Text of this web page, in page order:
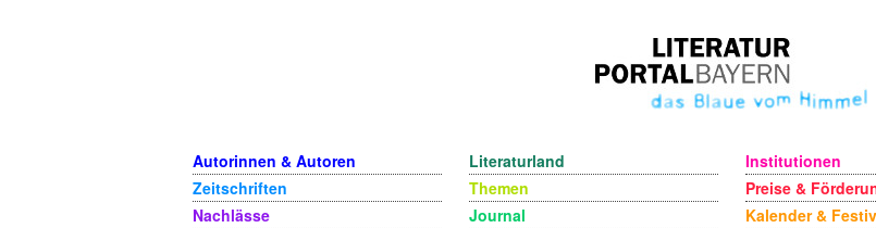
Autorinnen & Autoren
Zeitschriften
Nachlässe
Literaturland
Themen
Journal
Institutionen
Preise &
Kalender &